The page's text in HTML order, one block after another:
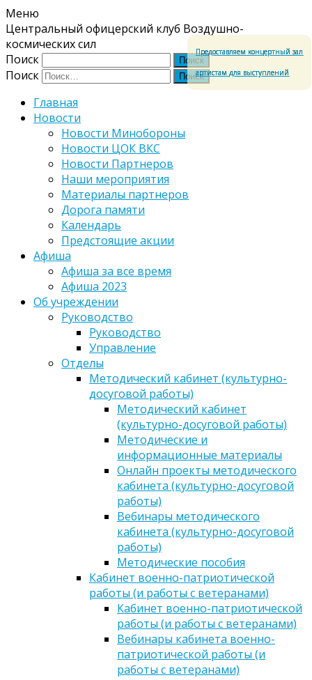
Меню
Центральный офицерский клуб Воздушно-
космических сил
Поиск
Поиск
Главная
Новости
Новости Минобороны
Новости ЦОК ВКС
Новости Партнеров
Наши мероприятия
Материалы партнеров
Дорога памяти
Календарь
Предстоящие акции
Афиша
Афиша за все время
Афиша 2023
Об учреждении
Руководство
Руководство
Управление
Отделы
Методический кабинет (культурно-
досуговой работы)
Методический кабинет
(культурно-досуговой работы)
Методические и
информационные материалы
Онлайн проекты методического
кабинета (культурно-досуговой
работы)
Вебинары методического
кабинета (культурно-досуговой
работы)
Методические пособия
Кабинет военно-патриотической
работы (и работы с ветеранами)
Кабинет военно-патриотической
работы (и работы с ветеранами)
Вебинары кабинета военно-
патриотической работы (и
работы с ветеранами)
Предоставляем концертный зал
артистам для выступлений